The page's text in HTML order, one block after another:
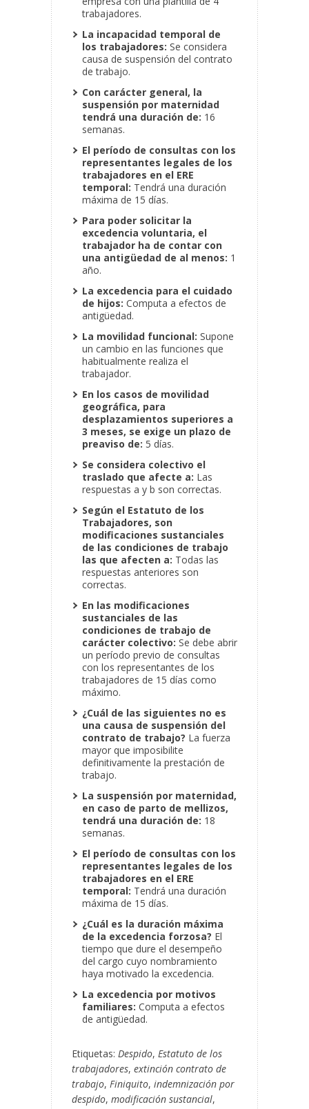
trabajadores.
La incapacidad temporal de
los trabajadores: Se considera
causa de suspensión del contrato
de trabajo.
Con carácter general, la
suspensión por maternidad
tendrá una duración de: 16
semanas.
El período de consultas con los
representantes legales de los
trabajadores en el ERE
temporal: Tendrá una duración
máxima de 15 días.
Para poder solicitar la
excedencia voluntaria, el
trabajador ha de contar con
una antigüedad de al menos: 1
año.
La excedencia para el cuidado
de hijos: Computa a efectos de
antigüedad.
La movilidad funcional: Supone
un cambio en las funciones que
habitualmente realiza el
trabajador.
En los casos de movilidad
geográfica, para
desplazamientos superiores a
3 meses, se exige un plazo de
preaviso de: 5 días.
Se considera colectivo el
traslado que afecte a: Las
respuestas a y b son correctas.
Según el Estatuto de los
Trabajadores, son
modificaciones sustanciales
de las condiciones de trabajo
las que afecten a: Todas las
respuestas anteriores son
correctas.
En las modificaciones
sustanciales de las
condiciones de trabajo de
carácter colectivo: Se debe abrir
un período previo de consultas
con los representantes de los
trabajadores de 15 días como
máximo.
¿Cuál de las siguientes no es
una causa de suspensión del
contrato de trabajo? La fuerza
mayor que imposibilite
definitivamente la prestación de
trabajo.
La suspensión por maternidad,
en caso de parto de mellizos,
tendrá una duración de: 18
semanas.
El período de consultas con los
representantes legales de los
trabajadores en el ERE
temporal: Tendrá una duración
máxima de 15 días.
¿Cuál es la duración máxima
de la excedencia forzosa? El
tiempo que dure el desempeño
del cargo cuyo nombramiento
haya motivado la excedencia.
La excedencia por motivos
familiares: Computa a efectos
de antigüedad.
Etiquetas: Despido, Estatuto de los
trabajadores, extinción contrato de
trabajo, Finiquito, indemnización por
despido, modificación sustancial,